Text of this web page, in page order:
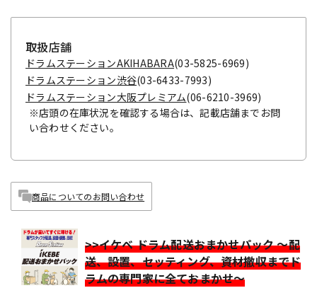
取扱店舗
ドラムステーションAKIHABARA(03-5825-6969)
ドラムステーション渋谷(03-6433-7993)
ドラムステーション大阪プレミアム(06-6210-3969)
※店頭の在庫状況を確認する場合は、記載店舗までお問
い合わせください。
商品についてのお問い合わせ
>>イケベ ドラム配送おまかせパック ～配
送、設置、セッティング、資材撤収までド
ラムの専門家に全ておまかせ～